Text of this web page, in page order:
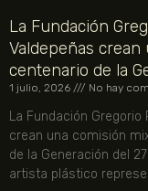
La Fundación
Valdepeñas
centenario de la
1 julio, 2026 No hay
La Fundación
crean una comisión
de la Generación del
artista plástico